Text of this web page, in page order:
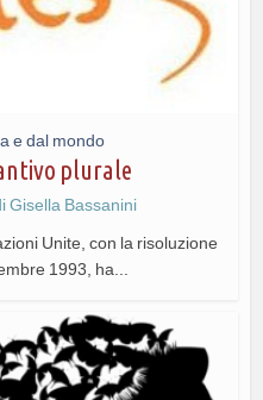
e dal mondo
plurale
Gisella Bassanini
Unite, con la risoluzione
1993, ha...